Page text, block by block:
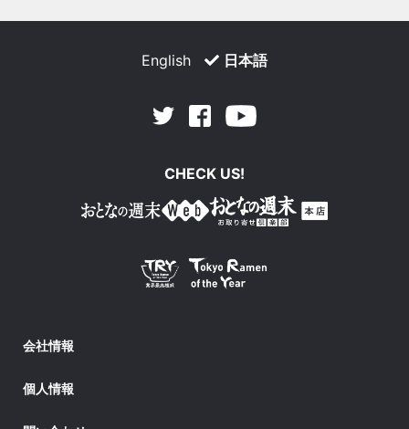
English 日本語
Twitter Facebook
CHECK US!
会社情報
個人情報